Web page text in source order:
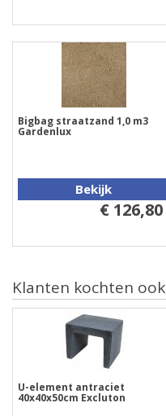
Bigbag straatzand 1,0 m3
Gardenlux
Bekijk
€ 126,80
Klanten kochten ook
U-element antraciet
40x40x50cm Excluton